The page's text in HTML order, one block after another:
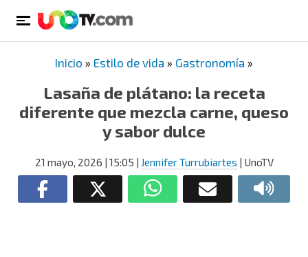
Inicio » Estilo de vida » Gastronomía »
Lasaña de plátano: la receta
diferente que mezcla carne, queso
y sabor dulce
21 mayo, 2026 | 15:05 | Jennifer Turrubiartes | UnoTV